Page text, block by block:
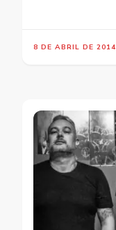
8 DE ABRIL DE 2014